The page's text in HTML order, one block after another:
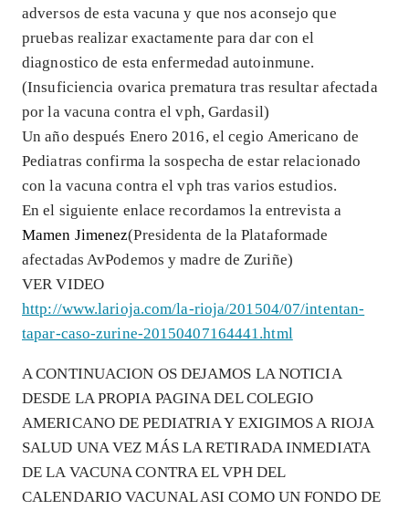
adversos de esta vacuna y que nos aconsejo que
pruebas realizar exactamente para dar con el
diagnostico de esta enfermedad autoinmune.
(Insuficiencia ovarica prematura tras resultar afectada
por la vacuna contra el vph, Gardasil)
Un año después Enero 2016, el cegio Americano de
Pediatras confirma la sospecha de estar relacionado
con la vacuna contra el vph tras varios estudios.
En el siguiente enlace recordamos la entrevista a
Mamen Jimenez(Presidenta de la Plataformade
afectadas AvPodemos y madre de Zuriñe)
VER VIDEO
http://www.larioja.com/la-rioja/201504/07/intentan-
tapar-caso-zurine-20150407164441.html
A CONTINUACION OS DEJAMOS LA NOTICIA
DESDE LA PROPIA PAGINA DEL COLEGIO
AMERICANO DE PEDIATRIA Y EXIGIMOS A RIOJA
SALUD UNA VEZ MÁS LA RETIRADA INMEDIATA
DE LA VACUNA CONTRA EL VPH DEL
CALENDARIO VACUNAL ASI COMO UN FONDO DE